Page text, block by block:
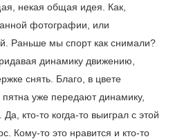
некая общая идея. Как,
фотографии, или
Раньше мы спорт как снимали?
динамику движению,
снять. Благо, в цвете
уже передают динамику,
кто-то когда-то выиграл с этой
Кому-то это нравится и кто-то